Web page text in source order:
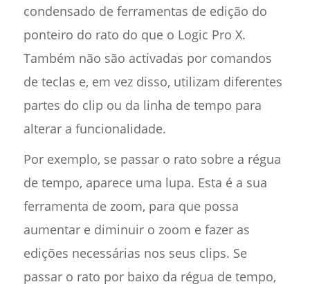
condensado de ferramentas de edição do
ponteiro do rato do que o Logic Pro X.
Também não são activadas por comandos
de teclas e, em vez disso, utilizam diferentes
partes do clip ou da linha de tempo para
alterar a funcionalidade.
Por exemplo, se passar o rato sobre a régua
de tempo, aparece uma lupa. Esta é a sua
ferramenta de zoom, para que possa
aumentar e diminuir o zoom e fazer as
edições necessárias nos seus clips. Se
passar o rato por baixo da régua de tempo,